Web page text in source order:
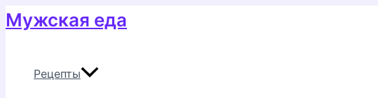
Перейти
к
Мужская еда
Рецепты